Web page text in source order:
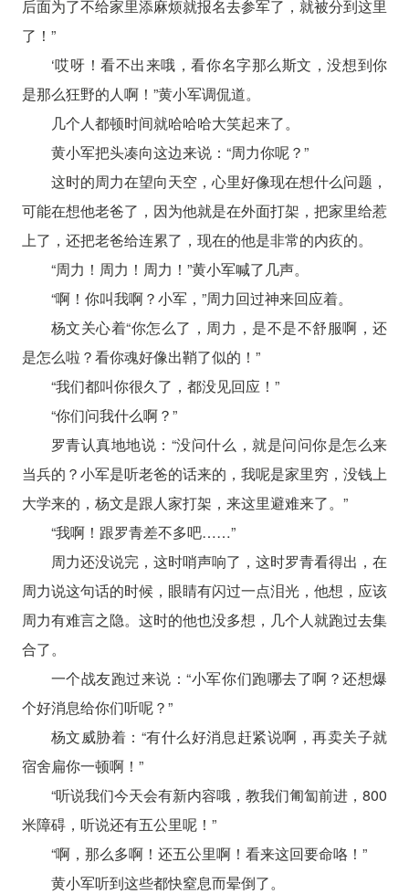
后面为了不给家里添麻烦就报名去参军了，就被分到这里
了！”
‘哎呀！看不出来哦，看你名字那么斯文，没想到你
是那么狂野的人啊！”黄小军调侃道。
几个人都顿时间就哈哈哈大笑起来了。
黄小军把头凑向这边来说：“周力你呢？”
这时的周力在望向天空，心里好像现在想什么问题，
可能在想他老爸了，因为他就是在外面打架，把家里给惹
上了，还把老爸给连累了，现在的他是非常的内疚的。
“周力！周力！周力！”黄小军喊了几声。
“啊！你叫我啊？小军，”周力回过神来回应着。
杨文关心着“你怎么了，周力，是不是不舒服啊，还
是怎么啦？看你魂好像出鞘了似的！”
“我们都叫你很久了，都没见回应！”
“你们问我什么啊？”
罗青认真地地说：“没问什么，就是问问你是怎么来
当兵的？小军是听老爸的话来的，我呢是家里穷，没钱上
大学来的，杨文是跟人家打架，来这里避难来了。”
“我啊！跟罗青差不多吧……”
周力还没说完，这时哨声响了，这时罗青看得出，在
周力说这句话的时候，眼睛有闪过一点泪光，他想，应该
周力有难言之隐。这时的他也没多想，几个人就跑过去集
合了。
一个战友跑过来说：“小军你们跑哪去了啊？还想爆
个好消息给你们听呢？”
杨文威胁着：“有什么好消息赶紧说啊，再卖关子就
宿舍扁你一顿啊！”
“听说我们今天会有新内容哦，教我们匍匐前进，800
米障碍，听说还有五公里呢！”
“啊，那么多啊！还五公里啊！看来这回要命咯！”
黄小军听到这些都快窒息而晕倒了。